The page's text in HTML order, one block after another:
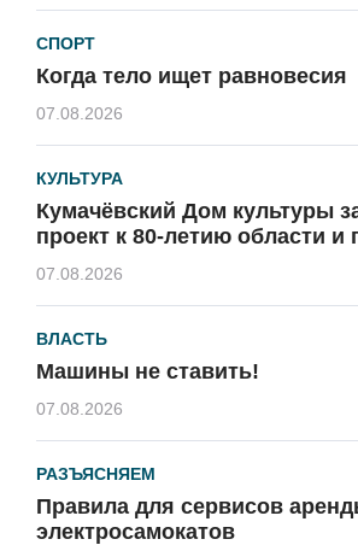
СПОРТ
Когда тело ищет равновесия
07.08.2026
КУЛЬТУРА
Кумачёвский Дом культуры
проект к 80-летию области и
07.08.2026
ВЛАСТЬ
Машины не ставить!
07.08.2026
РАЗЪЯСНЯЕМ
Правила для сервисов
электросамокатов